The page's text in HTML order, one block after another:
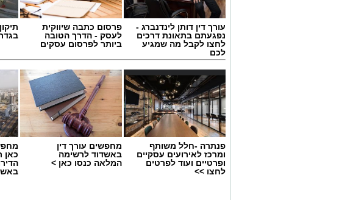
אפרת אברג׳ל - מנהלת האולפנה החדשה בגדרה
במערכת החינוך בגדרה מברכים על מינויה של אפרת
החדשה, שתיפתח במושבה ותעניק מענה חינוכי לציבור
עורך דין דותן לינדנברג -
נפגעתם בתאונת דרכים
לחצו לקבל מה שמגיע
לכם
פרסום כתבה שיווקית
לעסק - הדרך הטובה
ביותר לפרסום עסקים
פנתרה -חלל משותף
ומרכז לאירועים עסקיים
ופרטיים ועוד לפרטים
לחצו >>
מחפשים עורך דין
באשדוד לרשימה
המלאה כנסו כאן >
כאן